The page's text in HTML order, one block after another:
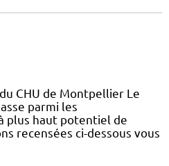
CHU de Montpellier Le
parmi les
plus haut potentiel de
recensées ci-dessous vous